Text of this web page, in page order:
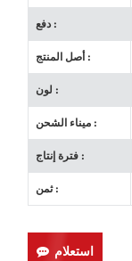
دفع :
أصل المنتج :
لون :
ميناء الشحن :
فترة إنتاج :
ثمن :
استعلام